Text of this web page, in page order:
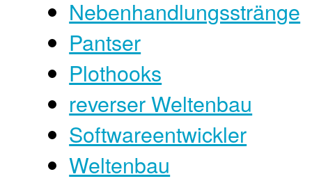
Nebenhandlungsstränge
Pantser
Plothooks
reverser Weltenbau
Softwareentwickler
Weltenbau